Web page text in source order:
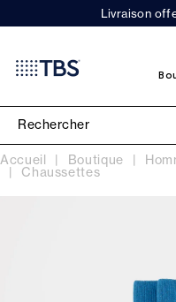
Livraison
Accueil Boutique
Chaussettes